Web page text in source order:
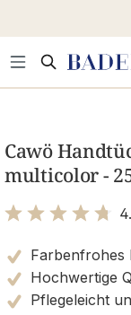
Cawö
multicolor -
Farbenfrohes
Hochwertige
Pflegeleicht